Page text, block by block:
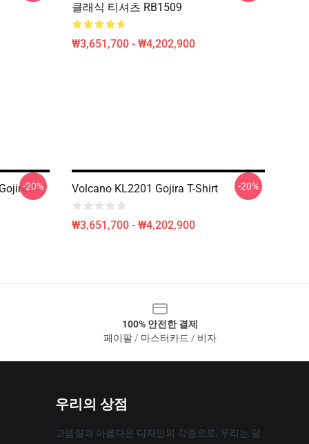
클래식 티셔츠 RB1509
₩3,651,700 - ₩4,202,900
T-
-20% Volcano KL2201 Gojira T-Shirt
₩3,651,700 - ₩4,202,900
-20%
100% 안전한 결제
페이팔 / 마스터카드 / 비자
우리의 상점
고품질과 아름다운 디자인의 각종으로, 우리는 당